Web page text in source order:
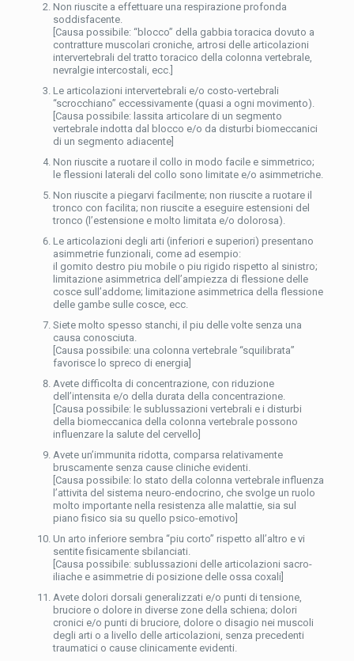
Non riuscite a effettuare una respirazione profonda
soddisfacente.
[Causa possibile: “blocco” della gabbia toracica dovuto a
contratture muscolari croniche, artrosi delle articolazioni
intervertebrali del tratto toracico della colonna vertebrale,
nevralgie intercostali, ecc.]
Le articolazioni intervertebrali e/o costo-vertebrali
“scrocchiano” eccessivamente (quasi a ogni movimento).
[Causa possibile: lassita articolare di un segmento
vertebrale indotta dal blocco e/o da disturbi biomeccanici
di un segmento adiacente]
Non riuscite a ruotare il collo in modo facile e simmetrico;
le flessioni laterali del collo sono limitate e/o asimmetriche.
Non riuscite a piegarvi facilmente; non riuscite a ruotare il
tronco con facilita; non riuscite a eseguire estensioni del
tronco (l’estensione e molto limitata e/o dolorosa).
Le articolazioni degli arti (inferiori e superiori) presentano
asimmetrie funzionali, come ad esempio:
il gomito destro piu mobile o piu rigido rispetto al sinistro;
limitazione asimmetrica dell’ampiezza di flessione delle
cosce sull’addome; limitazione asimmetrica della flessione
delle gambe sulle cosce, ecc.
Siete molto spesso stanchi, il piu delle volte senza una
causa conosciuta.
[Causa possibile: una colonna vertebrale “squilibrata”
favorisce lo spreco di energia]
Avete difficolta di concentrazione, con riduzione
dell’intensita e/o della durata della concentrazione.
[Causa possibile: le sublussazioni vertebrali e i disturbi
della biomeccanica della colonna vertebrale possono
influenzare la salute del cervello]
Avete un’immunita ridotta, comparsa relativamente
bruscamente senza cause cliniche evidenti.
[Causa possibile: lo stato della colonna vertebrale influenza
l’attivita del sistema neuro-endocrino, che svolge un ruolo
molto importante nella resistenza alle malattie, sia sul
piano fisico sia su quello psico-emotivo]
Un arto inferiore sembra “piu corto” rispetto all’altro e vi
sentite fisicamente sbilanciati.
[Causa possibile: sublussazioni delle articolazioni sacro-
iliache e asimmetrie di posizione delle ossa coxali]
Avete dolori dorsali generalizzati e/o punti di tensione,
bruciore o dolore in diverse zone della schiena; dolori
cronici e/o punti di bruciore, dolore o disagio nei muscoli
degli arti o a livello delle articolazioni, senza precedenti
traumatici o cause clinicamente evidenti.